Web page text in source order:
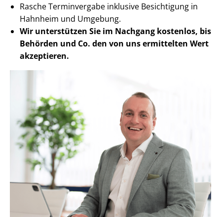
Rasche Terminvergabe inklusive Besichtigung in
Hahnheim und Umgebung.
Wir unterstützen Sie im Nachgang kostenlos, bis
Behörden und Co. den von uns ermittelten Wert
akzeptieren.